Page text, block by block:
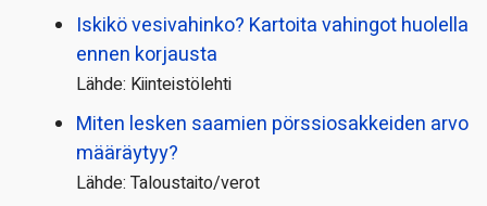
Iskikö vesivahinko? Kartoita vahingot huolella
ennen korjausta
Lähde: Kiinteistölehti
Miten lesken saamien pörssi­osakkeiden arvo
määräytyy?
Lähde: Taloustaito/verot